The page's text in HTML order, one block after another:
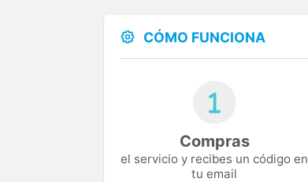
CÓMO FUNCIONA
Compras
el servicio y recibes un código en
tu email